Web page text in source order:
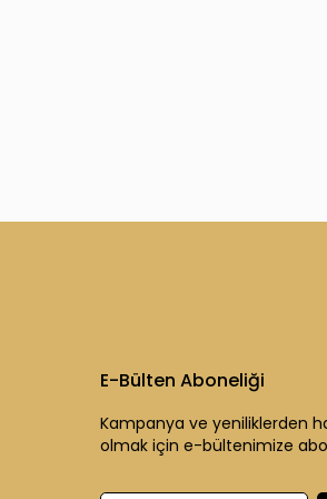
E-Bülten Aboneliği
Kampanya ve yeniliklerden
olmak için e-bültenimize